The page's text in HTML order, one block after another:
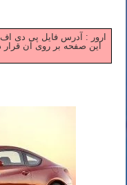
این صفحه بر روی آن قرار